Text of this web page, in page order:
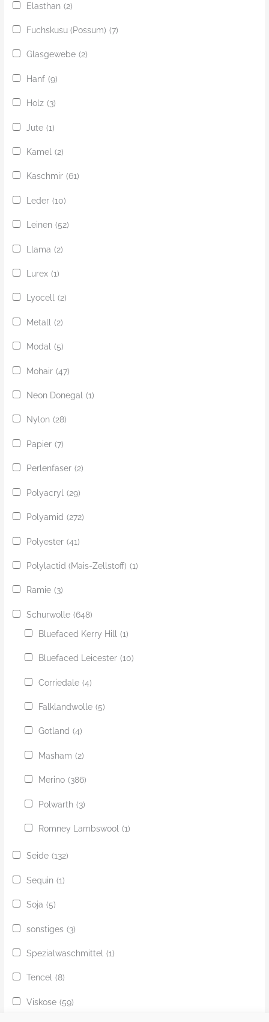
Elasthan (2)
Fuchskusu (Possum) (7)
Glasgewebe (2)
Hanf (9)
Holz (3)
Jute (1)
Kamel (2)
Kaschmir (61)
Leder (10)
Leinen (52)
Llama (2)
Lurex (1)
Lyocell (2)
Metall (2)
Modal (5)
Mohair (47)
Neon Donegal (1)
Nylon (28)
Papier (7)
Perlenfaser (2)
Polyacryl (29)
Polyamid (272)
Polyester (41)
Polylactid (Mais-Zellstoff) (1)
Ramie (3)
Schurwolle (648)
Bluefaced Kerry Hill
(1)
Bluefaced Leicester (10)
Corriedale (4)
Falklandwolle (5)
Gotland (4)
Masham (2)
Merino (386)
Polwarth (3)
Romney Lambswool (1)
Seide (132)
Sequin (1)
Soja (5)
sonstiges (3)
Spezialwaschmittel (1)
Tencel (8)
Viskose (59)